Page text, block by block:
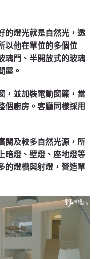
的燈光就是自然光，透
以他在單位的多個位
璃門、半開放式的玻璃
屋。
，並加裝電動窗簾，當
個廚房。客廳同樣採用
闊及較多自然光源，所
暗燈、壁燈、座地燈等
的燈槽與射燈，營造單